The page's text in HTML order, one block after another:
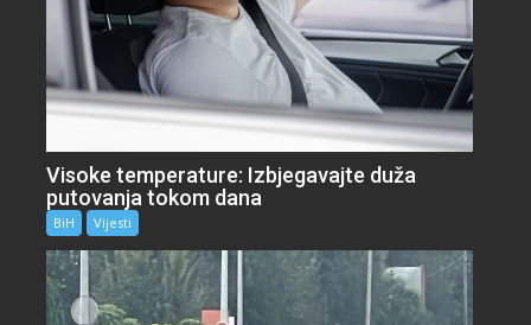
Visoke temperature: Izbjegavajte duža
putovanja tokom dana
BiH Vijesti